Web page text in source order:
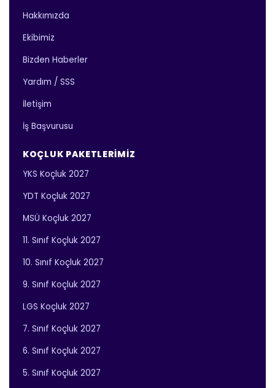
Hakkımızda
Ekibimiz
Bizden Haberler
Yardım / SSS
İletişim
İş Başvurusu
KOÇLUK PAKETLERIMIZ
YKS Koçluk 2027
YDT Koçluk 2027
MSÜ Koçluk 2027
11. Sınıf Koçluk 2027
10. Sınıf Koçluk 2027
9. Sınıf Koçluk 2027
LGS Koçluk 2027
7. Sınıf Koçluk 2027
6. Sınıf Koçluk 2027
5. Sınıf Koçluk 2027